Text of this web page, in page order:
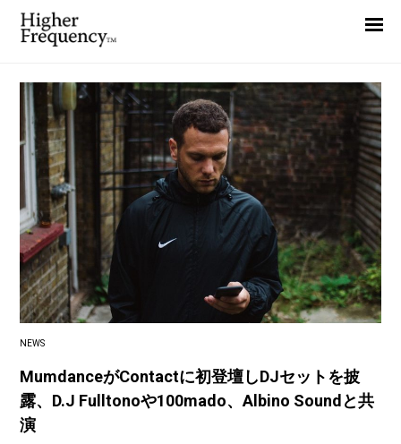
NEWS
MumdanceがContactに初登壇しDJセットを披
露、D.J Fulltonoや100mado、Albino Soundと共
演
Interview
Highlight
Report